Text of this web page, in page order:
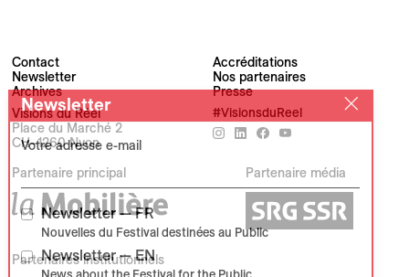
Contact
Newsletter
Archives
Accréditations
Nos partenaires
Presse
Visions du Réel
Place du Marché 2
CH–1260 Nyon
#VisionsduReel
Partenaire principal Partenaire média
Partenaires institutionnels
Newsletter
Votre adresse e-mail
Newsletter — FR
Nouvelles du Festival destinées au Public
Newsletter — EN
News about the Festival for the Public